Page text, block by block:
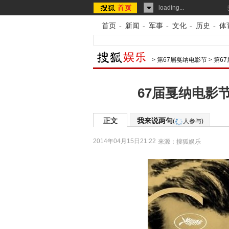
loading...
首页 - 新闻 - 军事 - 文化 - 历史 - 体
> 第67届戛纳电影节 > 第67
67届戛纳电影
正文 我来说两句( 人参与)
2014年04月15日21:22 来源： 搜狐娱乐